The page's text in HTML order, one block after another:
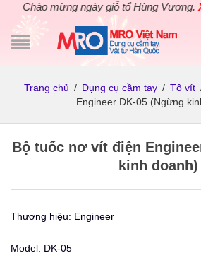
Chào mừng ngày giỗ tổ Hùng Vương.
Trang chủ / Dụng cụ cầm tay / Tô vít
Engineer DK-05 (Ngừng
Bộ tuốc nơ vít điện
kinh doanh)
Thương hiệu: Engineer
Model: DK-05